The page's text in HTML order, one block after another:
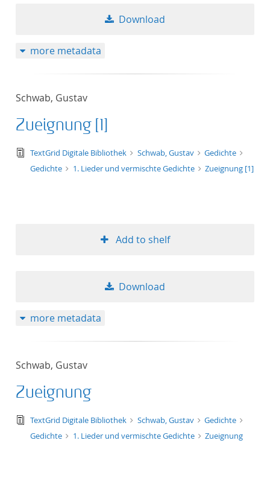
Download
more metadata
Schwab, Gustav
Zueignung [1]
text/tg.edition+tg.aggregation+xml
TextGrid Digitale Bibliothek Schwab, Gustav
Gedichte
Gedichte
1. Lieder und vermischte Gedichte Zueignung [1]
Add to shelf
Download
more metadata
Schwab, Gustav
Zueignung
text/tg.edition+tg.aggregation+xml
TextGrid Digitale Bibliothek Schwab, Gustav
Gedichte
Gedichte
1. Lieder und vermischte Gedichte Zueignung